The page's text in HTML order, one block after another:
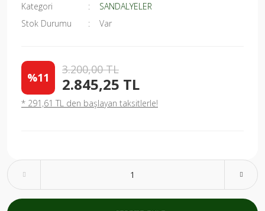
Kategori
SANDALYELER
Stok Durumu
Var
%11
3.200,00 TL
2.845,25 TL
* 291,61 TL den başlayan taksitlerle!